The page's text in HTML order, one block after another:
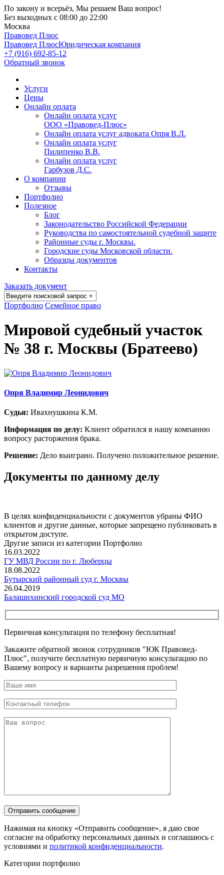
По закону и всерьёз, Мы решаем Ваш вопрос!
Без выходных с 08:00 до 22:00
Москва
Правовед Плюс
Правовед ПлюсЮридическая компания
+7 (916) 692-85-12
Обратный звонок
Услуги
Цены
Онлайн оплата
Онлайн оплата услуг
ООО «Правовед-Плюс»
Онлайн оплата услуг адвоката Опря В.Л.
Онлайн оплата услуг
Пилипенко В.В.
Онлайн оплата услуг
Гарбузов Д.С.
О компании
Отзывы
Портфолио
Полезное
Блог
Законодательство Российской Федерации
Руководства по самостоятельной судебной защите
Районные суды г. Москвы.
Городские суды Московской области.
Образцы документов
Контакты
Заказать документ
Портфолио Семейное право
Мировой судебный участок
№ 38 г. Москвы (Братеево)
Опря Владимир Леонидович
Судья: Ивахнушкина К.М.
Информация по делу: Клиент обратился в нашу компанию
вопросу расторжения брака.
Решение: Дело выиграно. Получено положительное решение.
Документы по данному делу
В целях конфиденциальности с документов убраны ФИО
клиентов и другие данные, которые запрещено публиковать в
открытом доступе.
Другие записи из категории Портфолио
16.03.2022
ГУ МВД России по г. Люберцы
18.08.2022
Бутырский районный суд г. Москвы
26.04.2019
Балашихинский городской суд МО
Первичная консультация по телефону бесплатная!
Закажите обратной звонок сотрудников "ЮК Правовед-
Плюс", получите бесплатную первичную консультацию по
Вашему вопросу и варианты разрешения проблем!
Нажимая на кнопку «Отправить сообщение», я даю свое
согласие на обработку персональных данных и соглашаюсь с
условиями и политикой конфиденциальности.
Категории портфолио